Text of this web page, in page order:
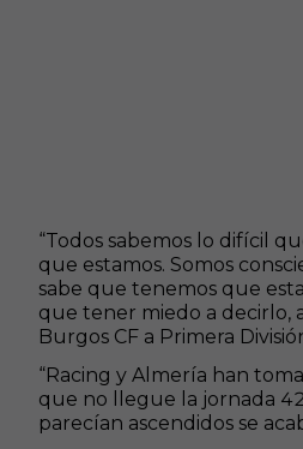
“Todos sabemos lo difícil
que estamos. Somos
sabe que tenemos que
que tener miedo a decirlo,
Burgos CF a Primera
“Racing y Almería han
que no llegue la jornada
parecían ascendidos se